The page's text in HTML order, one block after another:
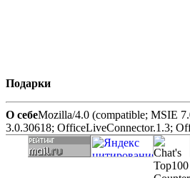
Подарки
О себеMozilla/4.0 (compatible; MSIE
3.0.30618; OfficeLiveConnector.1.3;